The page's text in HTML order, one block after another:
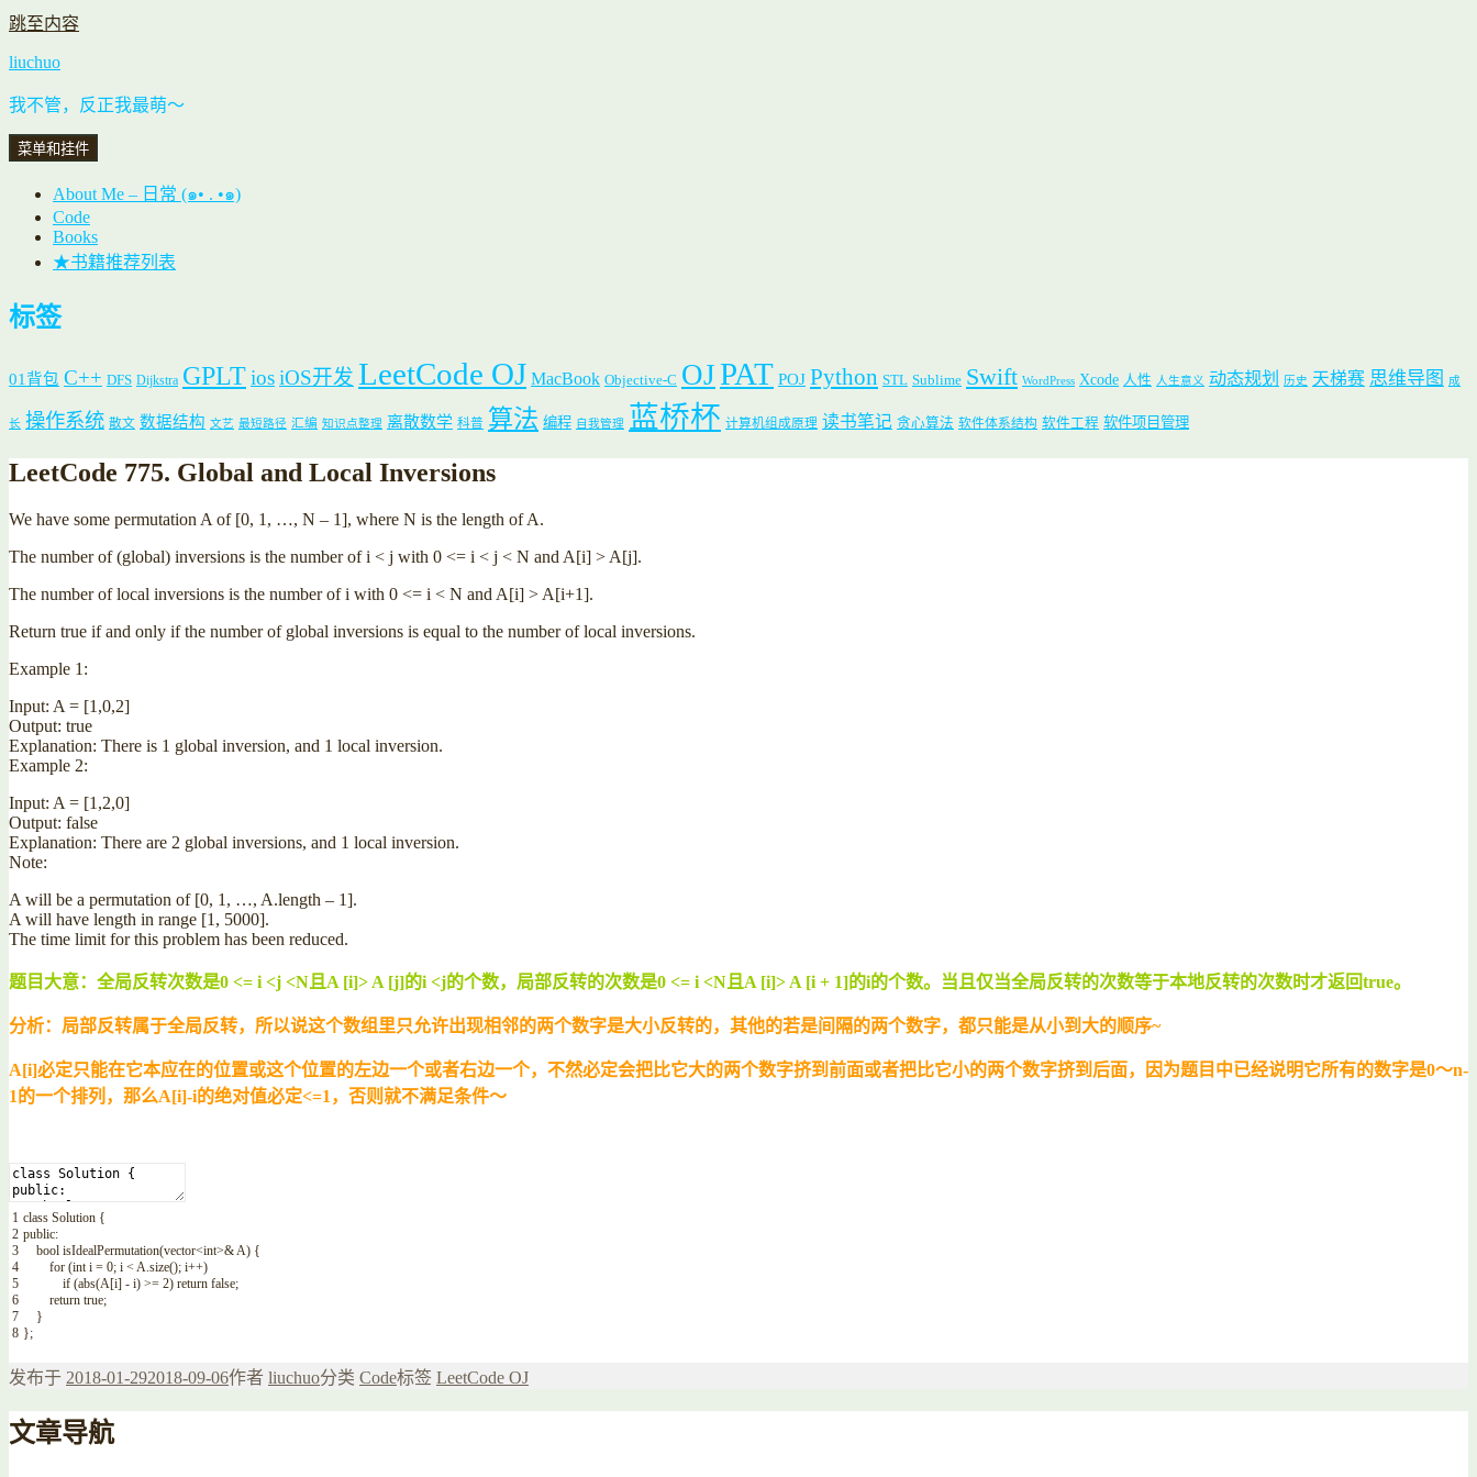
跳至内容
liuchuo
我不管，反正我最萌～
菜单和挂件
About Me – 日常 (๑• . •๑)
Code
Books
★书籍推荐列表
标签
01背包 C++ DFS Dijkstra GPLTiosiOS开发 LeetCode OJ MacBook Objective-C OJPAT POJ Python STL Sublime Swift WordPress Xcode 人性 人生意义 动态规划 历史 天梯赛 思维导图 成
长 操作系统 散文 数据结构 文艺 最短路径 汇编 知识点整理 离散数学 科普 算法 编程 自我管理 蓝桥杯 计算机组成原理 读书笔记 贪心算法 软件体系结构 软件工程 软件项目管理
LeetCode 775. Global and Local Inversions
We have some permutation A of [0, 1, …, N – 1], where N is the length of A.
The number of (global) inversions is the number of i < j with 0 <= i < j < N and A[i] > A[j].
The number of local inversions is the number of i with 0 <= i < N and A[i] > A[i+1].
Return true if and only if the number of global inversions is equal to the number of local inversions.
Example 1:
Input: A = [1,0,2]
Output: true
Explanation: There is 1 global inversion, and 1 local inversion.
Example 2:
Input: A = [1,2,0]
Output: false
Explanation: There are 2 global inversions, and 1 local inversion.
Note:
A will be a permutation of [0, 1, …, A.length – 1].
A will have length in range [1, 5000].
The time limit for this problem has been reduced.
题目大意：全局反转次数是0 <= i <j <N且A [i]> A [j]的i <j的个数，局部反转的次数是0 <= i <N且A [i]> A [i + 1]的i的个数。当且仅当全局反转的次数等于本地反转的次数时才返回true。
分析：局部反转属于全局反转，所以说这个数组里只允许出现相邻的两个数字是大小反转的，其他的若是间隔的两个数字，都只能是从小到大的顺序~
A[i]必定只能在它本应在的位置或这个位置的左边一个或者右边一个，不然必定会把比它大的两个数字挤到前面或者把比它小的两个数字挤到后面，因为题目中已经说明它所有的数字是0～n-
1的一个排列，那么A[i]-i的绝对值必定<=1，否则就不满足条件～
1
2
3
4
5
6
7
8
class Solution {
public:
bool isIdealPermutation(vector<int>&A) {
for (int i = 0; i < A.size(); i++)
if (abs(A[i] - i) >= 2) return false;
return true;
}
};
发布于 2018-01-292018-09-06作者 liuchuo分类 Code标签 LeetCode OJ
文章导航